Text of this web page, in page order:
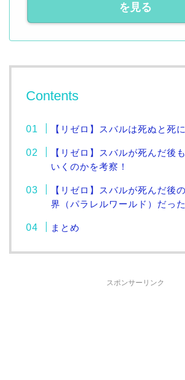
を見る
Contents
【リゼロ】スバルは死ぬと死
【リゼロ】スバルが死んだ後
いくのかを考察！
【リゼロ】スバルが死んだ後
界（パラレルワールド）だっ
まとめ
スポンサーリンク